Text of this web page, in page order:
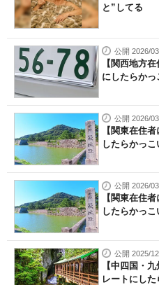
と”してる
公開 2026/
【関西地方
にしたらか
公開 2026/
【関東在住
したらかっ
公開 2026/
【関東在住
したらかっ
公開 2025/
【中四国・
レートにし